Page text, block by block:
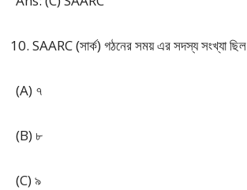
SAARC (সার্ক) গঠনের সময় এর সদস্য সংখ্যা
(A) ৭
(B) ৮
(C) ৯